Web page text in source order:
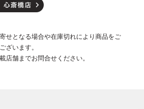
せとなる場合や在庫切れにより商品をご
ざいます。
店舗までお問合せください。